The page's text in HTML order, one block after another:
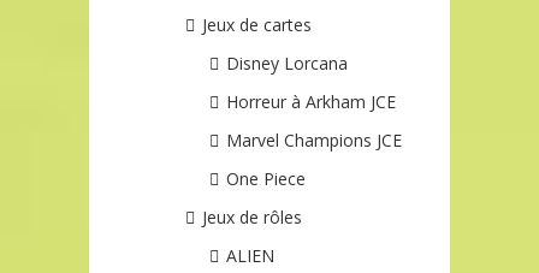
Jeux de cartes
Disney Lorcana
Horreur à Arkham JCE
Marvel Champions JCE
One Piece
Jeux de rôles
ALIEN